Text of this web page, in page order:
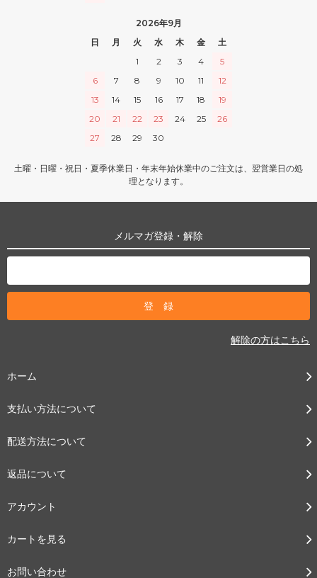
2026年9月
日
月 火 水 木 金
土
1
2 3 4
5
6
7 8 9 10 11
12
13
14 15 16 17 18
19
20
21 22 23 24 25
26
27
28 29 30
土曜・日曜・祝日・夏季休業日・年末年始休業中のご注文は、翌営業日の処
理となります。
メルマガ登録・解除
解除の方はこちら
ホーム
支払い方法について
配送方法について
返品について
アカウント
カートを見る
お問い合わせ